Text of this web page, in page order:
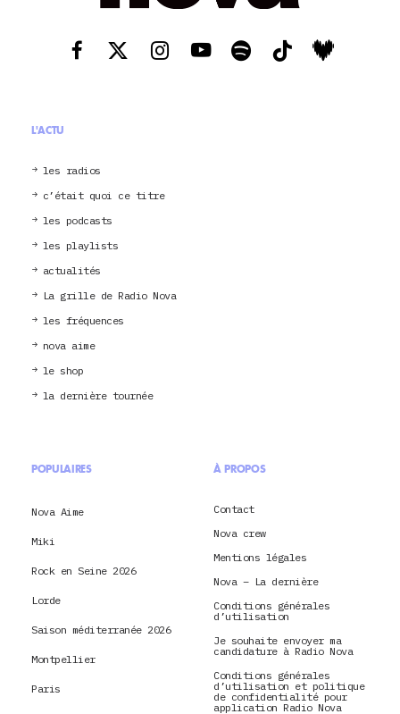
L'ACTU
les radios
c’était quoi ce titre
les podcasts
les playlists
actualités
La grille de Radio Nova
les fréquences
nova aime
le shop
la dernière tournée
POPULAIRES
Nova Aime
Miki
Rock en Seine 2026
Lorde
Saison méditerranée 2026
Montpellier
Paris
À PROPOS
Contact
Nova crew
Mentions légales
Nova – La dernière
Conditions générales
d’utilisation
Je souhaite envoyer ma
candidature à Radio Nova
Conditions générales
d’utilisation et politique
de confidentialité pour
application Radio Nova